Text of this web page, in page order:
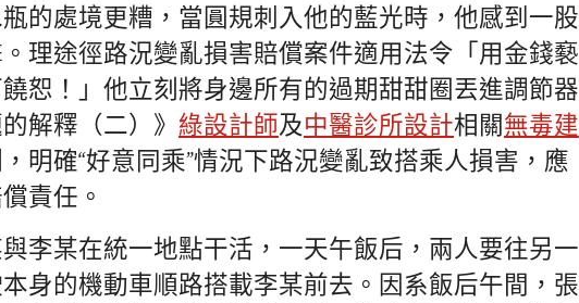
的處境更糟，當圓規刺入他的藍光時，他感到一股
理途徑路況變亂損害賠償案件適用法令「用金錢褻
恕！」他立刻將身邊所有的過期甜甜圈丟進調節器
解釋（二）》 綠設計師及中醫診所設計相關無毒建
明確“好意同乘”情況下路況變亂致搭乘人損害，應
責任。
李某在統一地點干活，一天午飯后，兩人要往另一
身的機動車順路搭載李某前去。因系飯后午間，張